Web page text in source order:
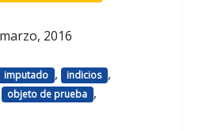
2016
imputado , indicios ,
objeto de prueba ,